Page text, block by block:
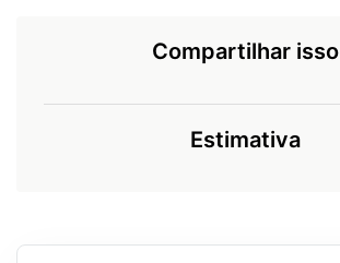
Compartilhar isso
Estimativa